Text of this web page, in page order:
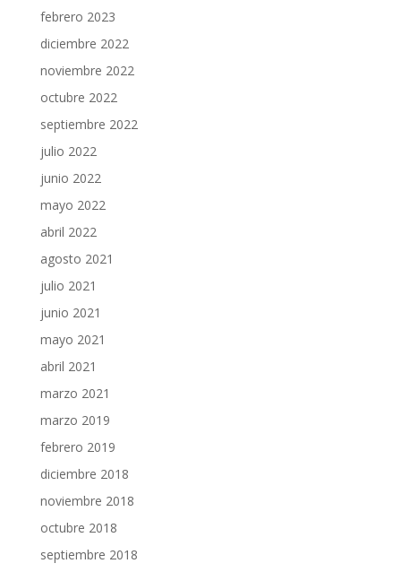
febrero 2023
diciembre 2022
noviembre 2022
octubre 2022
septiembre 2022
julio 2022
junio 2022
mayo 2022
abril 2022
agosto 2021
julio 2021
junio 2021
mayo 2021
abril 2021
marzo 2021
marzo 2019
febrero 2019
diciembre 2018
noviembre 2018
octubre 2018
septiembre 2018